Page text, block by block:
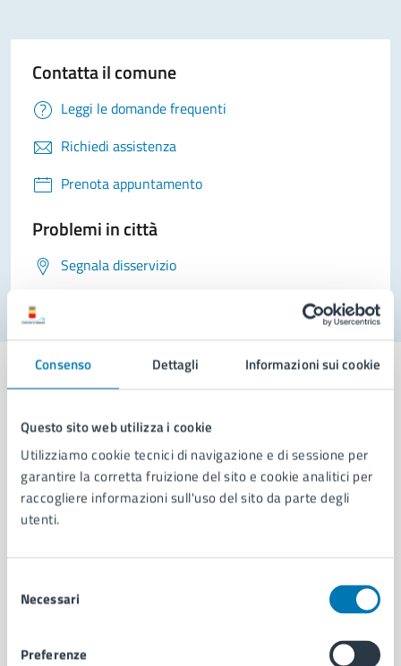
Consenso Dettagli Informazioni sui cookie
Questo sito web utilizza i cookie
Utilizziamo cookie tecnici di navigazione e di sessione per
garantire la corretta fruizione del sito e cookie analitici per
raccogliere informazioni sull'uso del sito da parte degli
utenti.
delNecessari
Preferenze
Contatta il comune
Leggi le domande frequenti
Richiedi assistenza
Prenota appuntamento
Problemi in città
Segnala disservizio
Comune di Napoli
AMMINISTRAZIONE
Aree amministrative
Enti e fondazioni
Personale amministrativo